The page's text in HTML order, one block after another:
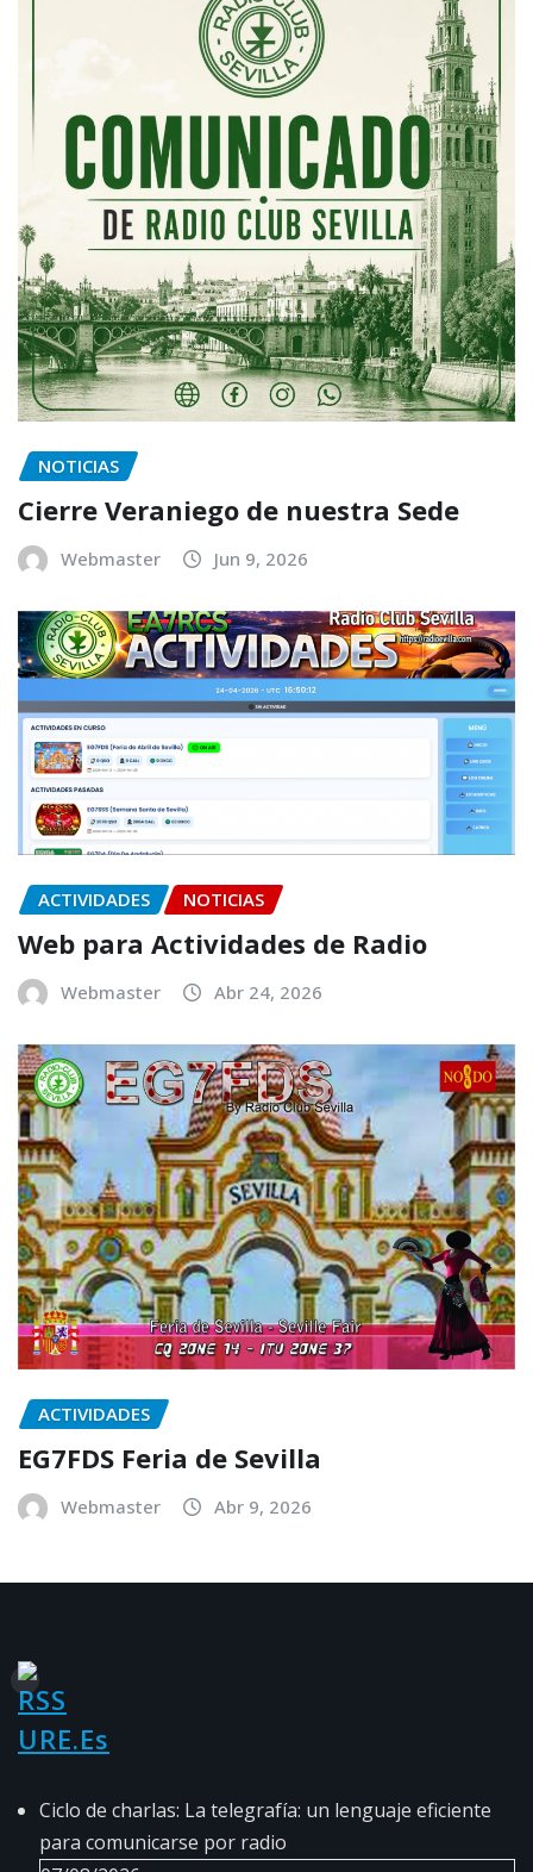
NOTICIAS
Cierre Veraniego de nuestra Sede
Webmaster Jun 9, 2026
ACTIVIDADES NOTICIAS
Web para Actividades de Radio
Webmaster Abr 24, 2026
ACTIVIDADES
EG7FDS Feria de Sevilla
Webmaster Abr 9, 2026
URE.es
Ciclo de charlas: La telegrafía: un lenguaje eficiente
para comunicarse por radio